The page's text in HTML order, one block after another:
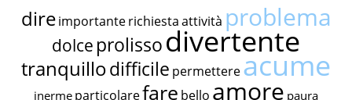
dire importante richiestaattività problema
dolce prolissodivertente
tranquillodifficile permettereacume
inerme particolarefare bello amore paura